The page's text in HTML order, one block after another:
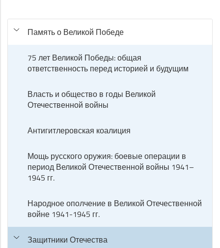
Память о Великой Победе
75 лет Великой Победы: общая
ответственность перед историей и будущим
Власть и общество в годы Великой
Отечественной войны
Антигитлеровская коалиция
Мощь русского оружия: боевые операции в
период Великой Отечественной войны 1941–
1945 гг.
Народное ополчение в Великой Отечественной
войне 1941-1945 гг.
Защитники Отечества